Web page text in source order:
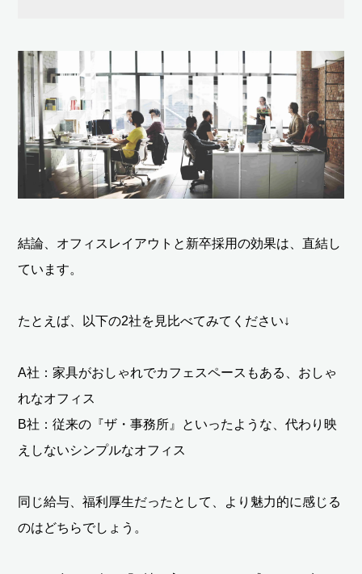
結論、オフィスレイアウトと新卒採用の効果は、直結し
ています。
たとえば、以下の2社を見比べてみてください↓
A社：家具がおしゃれでカフェスペースもある、おしゃ
れなオフィス
B社：従来の『ザ・事務所』といったような、代わり映
えしないシンプルなオフィス
同じ給与、福利厚生だったとして、より魅力的に感じる
のはどちらでしょう。